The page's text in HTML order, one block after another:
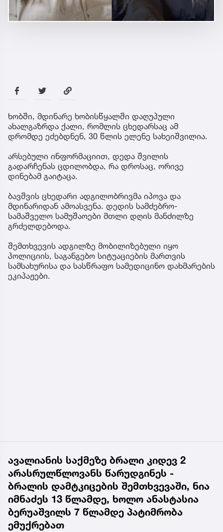
ხობში, მდინარე ხობისწყალში დაღუპული
ახალგაზრდა ქალი, რომლის ცხედარსაც ამ
დრომდე ეძებდნენ, 30 წლის ელენე სახეიშვილია.
არსებული ინფორმაციით, დედა შვილის
გადარჩენას ცდილობდა, რა დროსაც, ორივე
დინებამ გაიტაცა.
ბავშვის ცხედარი ადგილობრივმა იპოვა და
მდინარიდან ამოასვენა. დედის სამძებრო-
სამაშველო სამუშაოები მთლი დღის მანძილზე
გრძელდებოდა.
შემთხვევის ადგილზე მობილიზებული იყო
პოლიციის, საგანგებო სიტუაციების მართვის
სამსახურისა და სასწრაფო სამედიცინო დახმარების
ეკიპაჟები.
ავალიანის საქმეზე ბრალი კიდევ 2
არასრულწლოვანს წარუდგინეს -
ბრალის დამტკიცების შემთხვევაში, ნია
იმნაძეს 13 წლამდე, ხოლო ანასტასია
ბერუაშვილს 7 წლამდე პატიმრობა
ემუქრებათ